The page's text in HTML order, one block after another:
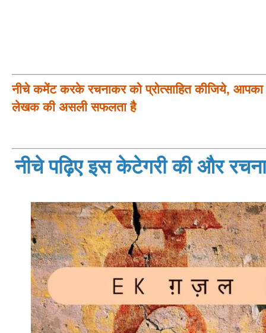
नीचे कमेंट करके रचनाकर को प्रोत्साहित कीजिये, आपका
लेखक की असली सफलता है
नीचे पढ़िए इस केटेगरी की और